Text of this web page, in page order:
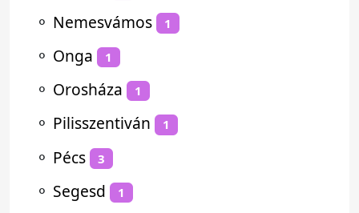
⚬ Nemesvámos 1
⚬ Onga 1
⚬ Orosháza 1
⚬ Pilisszentiván 1
⚬ Pécs 3
⚬ Segesd 1